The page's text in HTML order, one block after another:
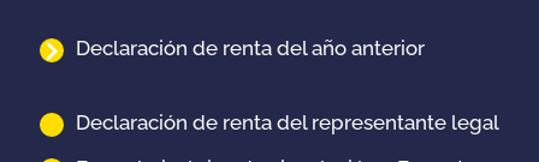
Declaración de renta del año anterior
Declaración de renta del representante legal